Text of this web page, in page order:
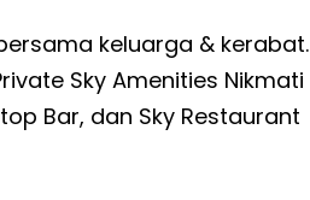
keluarga & kerabat.
Sky Amenities Nikmati
Bar, dan Sky Restaurant